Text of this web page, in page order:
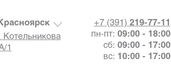
+7 (391) 219-77-11
пн-пт: 09:00 - 18:00
сб: 09:00 - 17:00
вс: 10:00 - 17:00
Котельникова
1